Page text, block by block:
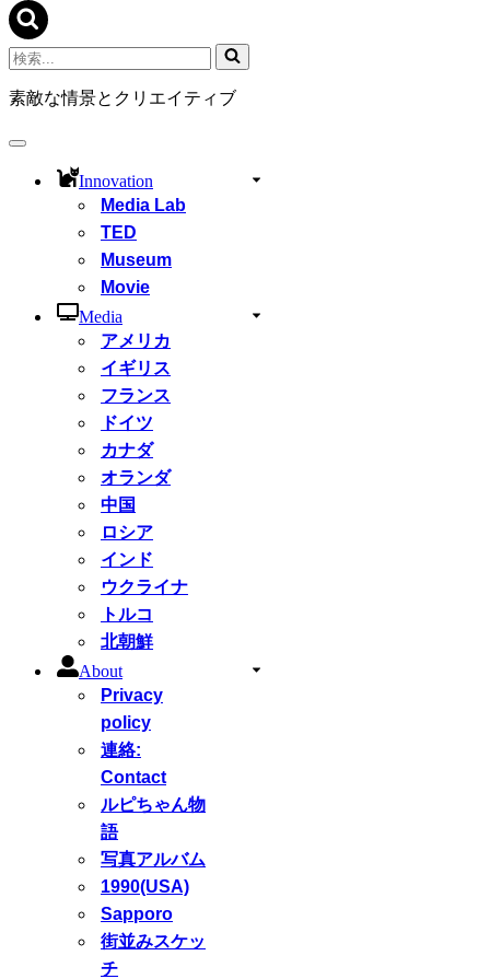
シ
ョ
ン
メ
ニ
ュ
検
索...
素敵な情景とクリエイティブ
ナ
Innovation
Media Lab
TED
Museum
Movie
Media
アメリカ
イギリス
フランス
ドイツ
カナダ
オランダ
中国
ロシア
インド
ウクライナ
トルコ
北朝鮮
About
Privacy
policy
連絡:
Contact
ルピちゃん物
語
写真アルバム
1990(USA)
Sapporo
街並みスケッ
チ